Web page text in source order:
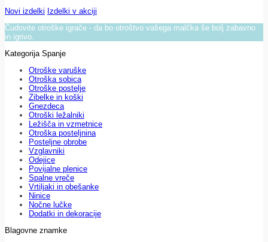
Novi izdelki Izdelki v akciji
Čudovite otroške igrače - da bo otroštvo vašega malčka še bolj zabavno
in igrivo.
Kategorija Spanje
Otroške varuške
Otroška sobica
Otroške postelje
Zibelke in koški
Gnezdeca
Otroški ležalniki
Ležišča in vzmetnice
Otroška posteljnina
Posteljne obrobe
Vzglavniki
Odejice
Povijalne plenice
Spalne vreče
Vrtiljaki in obešanke
Ninice
Nočne lučke
Dodatki in dekoracije
Blagovne znamke